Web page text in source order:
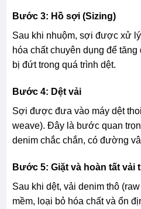
Bước 3: Hồ sợi (Sizing)
Sau khi nhuộm, sợi được xử
hóa chất chuyên dụng để
bị đứt trong quá trình dệt.
Bước 4: Dệt vải
Sợi được đưa vào máy dệt
weave). Đây là bước quan
denim chắc chắn, có đường
Bước 5: Giặt và hoàn tất vải
Sau khi dệt, vải denim thô
mềm, loại bỏ hóa chất và ổn